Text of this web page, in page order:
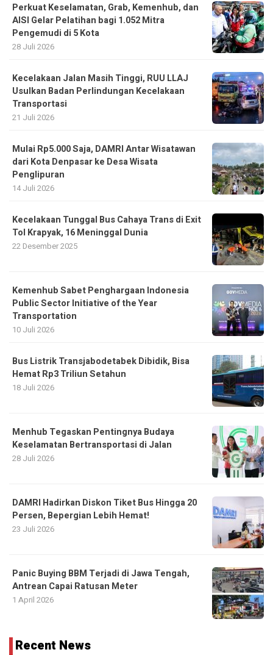
Perkuat Keselamatan, Grab, Kemenhub, dan
AISI Gelar Pelatihan bagi 1.052 Mitra
Pengemudi di 5 Kota
28 Juli 2026
Kecelakaan Jalan Masih Tinggi, RUU LLAJ
Usulkan Badan Perlindungan Kecelakaan
Transportasi
21 Juli 2026
Mulai Rp5.000 Saja, DAMRI Antar Wisatawan
dari Kota Denpasar ke Desa Wisata
Penglipuran
14 Juli 2026
Kecelakaan Tunggal Bus Cahaya Trans di Exit
Tol Krapyak, 16 Meninggal Dunia
22 Desember 2025
Kemenhub Sabet Penghargaan Indonesia
Public Sector Initiative of the Year
Transportation
10 Juli 2026
Bus Listrik Transjabodetabek Dibidik, Bisa
Hemat Rp3 Triliun Setahun
18 Juli 2026
Menhub Tegaskan Pentingnya Budaya
Keselamatan Bertransportasi di Jalan
28 Juli 2026
DAMRI Hadirkan Diskon Tiket Bus Hingga 20
Persen, Bepergian Lebih Hemat!
23 Juli 2026
Panic Buying BBM Terjadi di Jawa Tengah,
Antrean Capai Ratusan Meter
1 April 2026
Recent News